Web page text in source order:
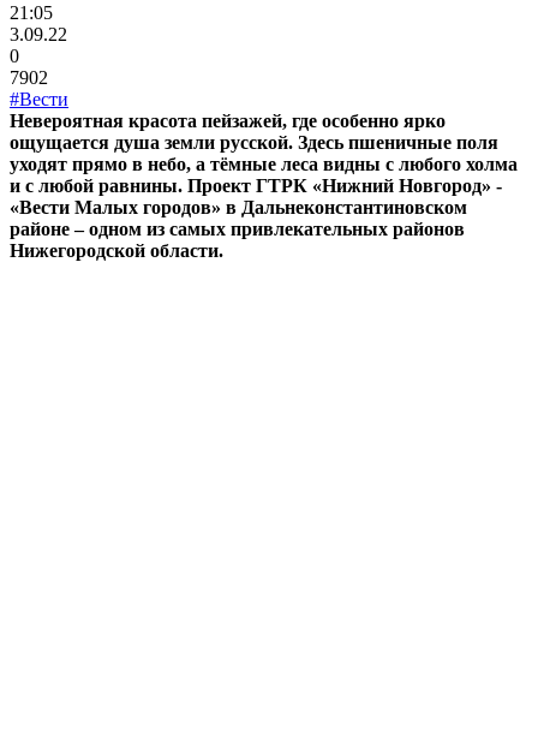
21:05
3.09.22
0
7902
#Вести
Невероятная красота пейзажей, где особенно ярко
ощущается душа земли русской. Здесь пшеничные поля
уходят прямо в небо, а тёмные леса видны с любого холма
и с любой равнины. Проект ГТРК «Нижний Новгород» -
«Вести Малых городов» в Дальнеконстантиновском
районе – одном из самых привлекательных районов
Нижегородской области.